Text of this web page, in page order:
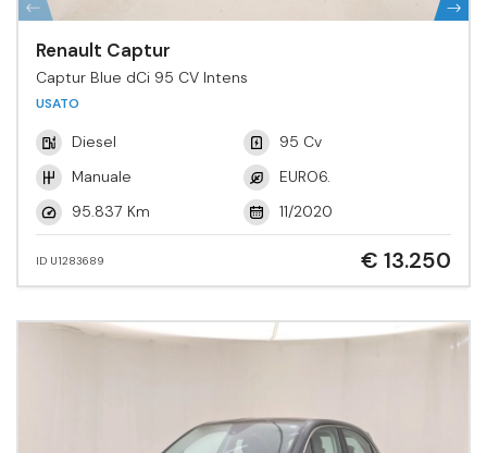
Renault Captur
Captur Blue dCi 95 CV Intens
USATO
Diesel
95 Cv
Manuale
EURO6.
95.837 Km
11/2020
ID U1283689 € 13.250